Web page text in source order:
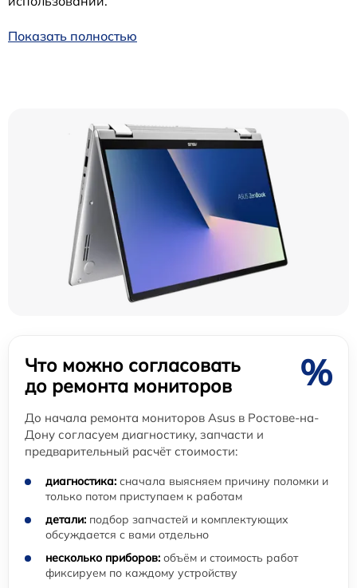
Показать полностью
Что можно согласовать
до ремонта мониторов
%
До начала ремонта мониторов Asus в Ростове-на-
Дону согласуем диагностику, запчасти и
предварительный расчёт стоимости:
диагностика: сначала выясняем причину поломки и
только потом приступаем к работам
детали: подбор запчастей и комплектующих
обсуждается с вами отдельно
несколько приборов: объём и стоимость работ
фиксируем по каждому устройству